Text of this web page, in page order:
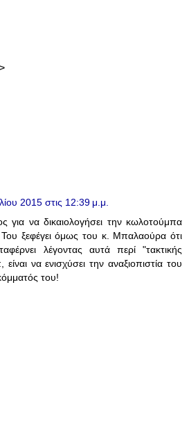
2015 στις 12:39 μ.μ.
για να δικαιολογήσει την κωλοτούμπα
ξεφέγει όμως του κ. Μπαλαούρα ότι
λέγοντας αυτά περί "τακτικής
να ενισχύσει την αναξιοπιστία του
του!